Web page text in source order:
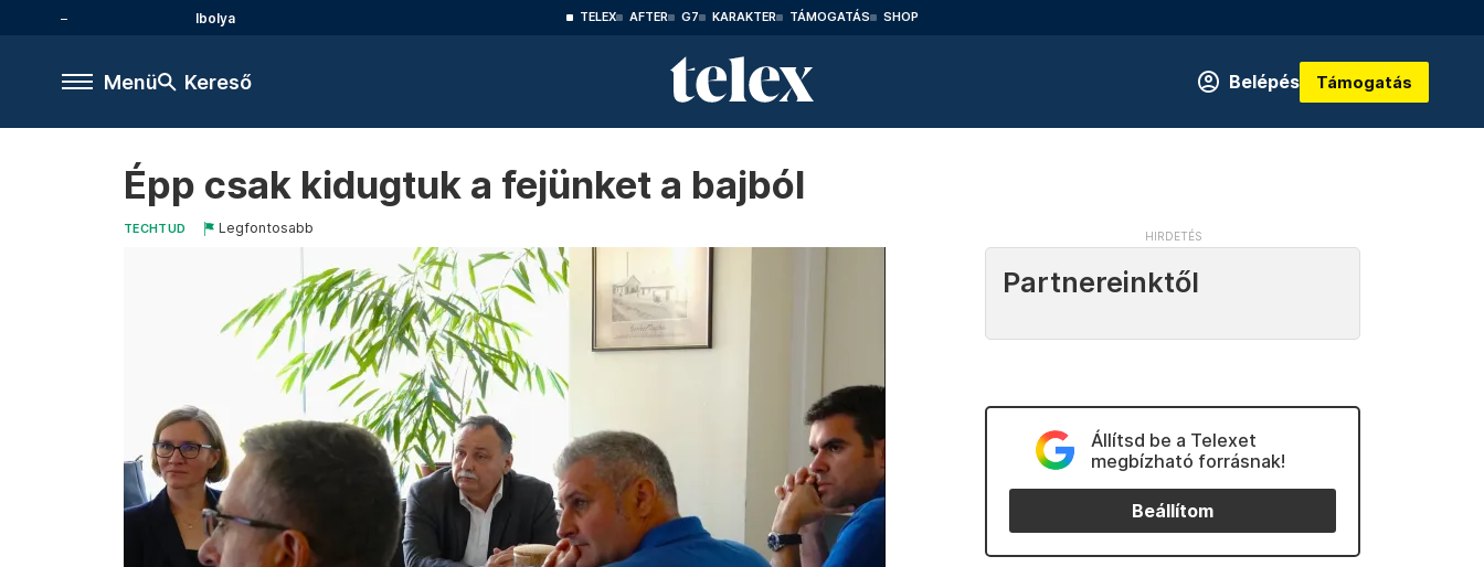
Ibolya TELEX AFTER G7 KARAKTER TÁMOGATÁS SHOP
Menü Kereső Belépés Támogatás
Épp csak kidugtuk a fejünket a bajból
TECHTUD Legfontosabb
Partnereinktől
Állítsd be a Telexet
megbízható forrásnak!
Beállítom